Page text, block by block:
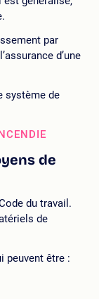
par
d’une
système de
de
du travail.
de
peuvent être :